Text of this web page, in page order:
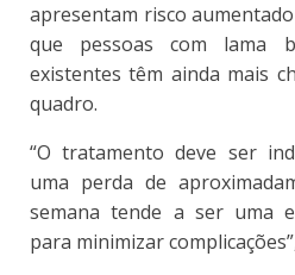
apresentam risco
que pessoas com lama
existentes têm ainda mais
quadro.
“O tratamento deve ser
uma perda de
semana tende a ser uma
para minimizar